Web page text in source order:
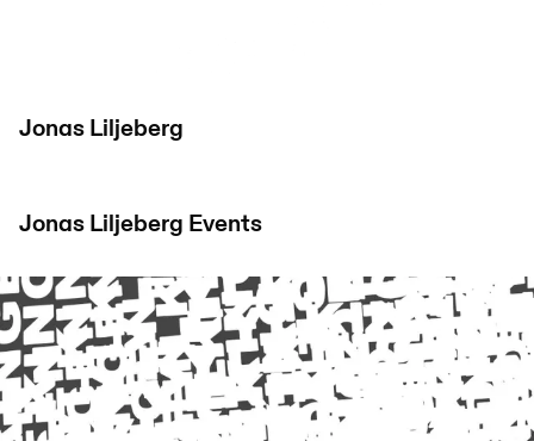
Jonas Liljeberg
Jonas Liljeberg Events